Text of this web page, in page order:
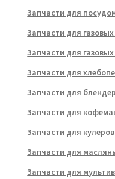
Запчасти для
Запчасти для
Запчасти для
Запчасти для
Запчасти для
Запчасти для
Запчасти для кулеров
Запчасти для
Запчасти для